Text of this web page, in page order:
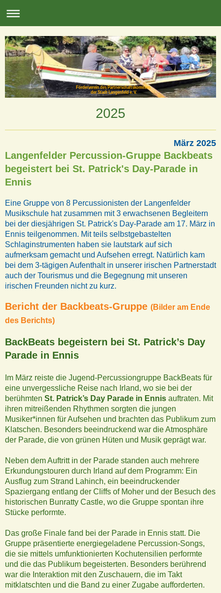
Förderverein des Partnerschaftskomitees
der Stadt Langenfeld e. V.
2025
März 2025
Langenfelder Percussion-Gruppe Backbeats
begeistert bei St. Patrick's Day-Parade in
Ennis
Eine Gruppe von 8 Percussionisten der Langenfelder
Musikschule hat zusammen mit 3 erwachsenen Begleitern
bei der diesjährigen St. Patrick's Day-Parade am 17. März in
Ennis teilgenommen. Mit teils selbstgebastelten
Schlaginstrumenten haben sie lautstark auf sich
aufmerksam gemacht und Aufsehen erregt. Natürlich kam
bei dem 3-tägigen Aufenthalt in unserer irischen Partnerstadt
auch der Tourismus und die Begegnung mit unseren
irischen Freunden nicht zu kurz.
Bericht der Backbeats-Gruppe (Bilder am Ende
des Berichts)
BackBeats begeistern bei St. Patrick’s Day
Parade in Ennis
Im März reiste die Jugend-Percussiongruppe BackBeats für
eine unvergessliche Reise nach Irland, wo sie bei der
berühmten St. Patrick’s Day Parade in Ennis auftraten. Mit
ihren mitreißenden Rhythmen sorgten die jungen
Musiker*innen für Aufsehen und brachten das Publikum zum
Klatschen. Besonders beeindruckend war die Atmosphäre
der Parade, die von grünen Hüten und Musik geprägt war.
Neben dem Auftritt in der Parade standen auch mehrere
Erkundungstouren durch Irland auf dem Programm: Ein
Ausflug zum Strand Lahinch, ein beeindruckender
Spaziergang entlang der Cliffs of Moher und der Besuch des
historischen Bunratty Castle, wo die Gruppe spontan ihre
Stücke performte.
Das große Finale fand bei der Parade in Ennis statt. Die
Gruppe präsentierte energiegeladene Percussion-Songs,
die sie mittels umfunktionierten Kochutensilien performte
und die das Publikum begeisterten. Besonders berührend
war die Interaktion mit den Zuschauern, die im Takt
mitklatschten und die Band zu einer Zugabe aufforderten.